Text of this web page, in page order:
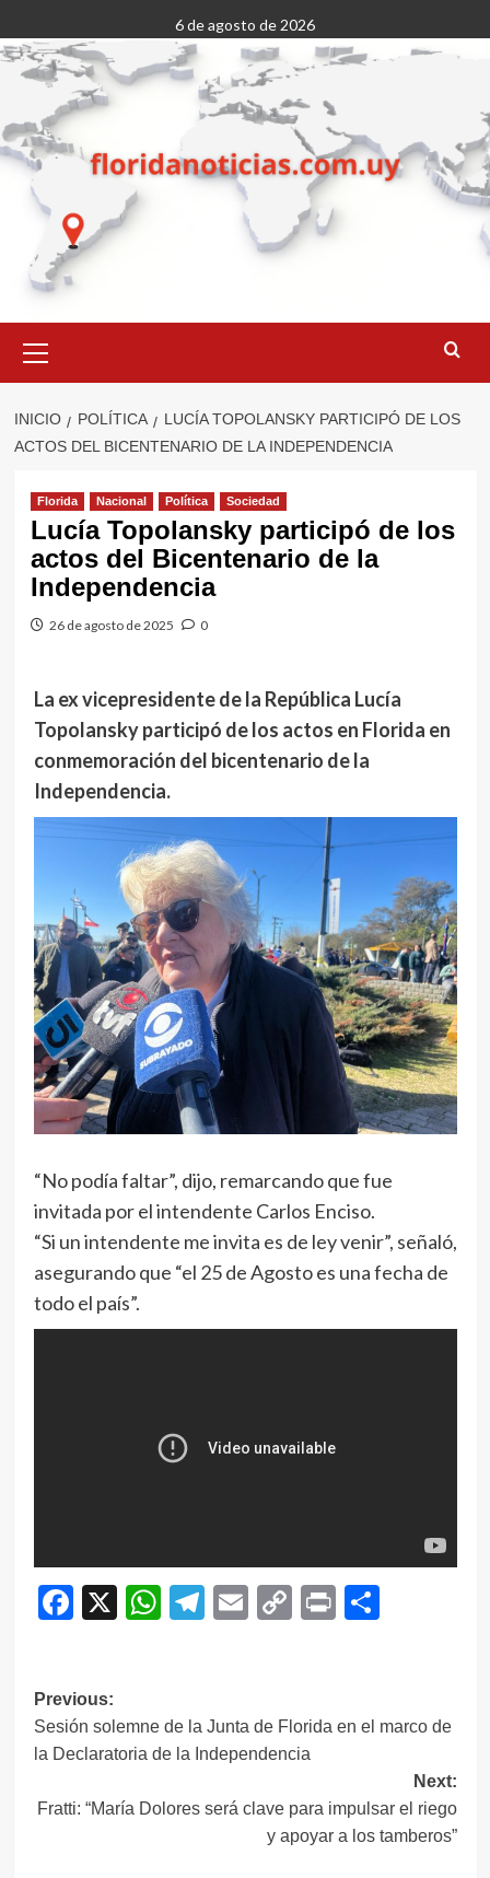
al
contenido
6 de agosto de 2026
primario
INICIO POLÍTICA
LUCÍA TOPOLANSKY PARTICIPÓ DE LOS
ACTOS DEL BICENTENARIO DE LA INDEPENDENCIA
Florida Nacional Política Sociedad
Lucía Topolansky participó de los
actos del Bicentenario de la
Independencia
26 de agosto de 2025 0
La ex vicepresidente de la República Lucía
Topolansky participó de los actos en Florida en
conmemoración del bicentenario de la
Independencia.
“No podía faltar”, dijo, remarcando que fue
invitada por el intendente Carlos Enciso.
“Si un intendente me invita es de ley venir”, señaló,
asegurando que “el 25 de Agosto es una fecha de
todo el país”.
Facebook
X WhatsApp
Telegram
EmailCopy
Print
Navegación
de
Previous:
Sesión solemne de la Junta de Florida en el marco de
la Declaratoria de la Independencia
Next:
Fratti: “María Dolores será clave para impulsar el riego
y apoyar a los tamberos”